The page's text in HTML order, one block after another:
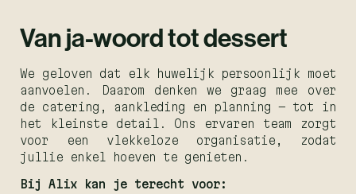
Van ja-woord tot dessert
We geloven dat elk huwelijk persoonlijk moet
aanvoelen. Daarom denken we graag mee over
de catering, aankleding en planning — tot in
het kleinste detail. Ons ervaren team zorgt
voor een vlekkeloze organisatie, zodat
jullie enkel hoeven te genieten.
Bij Alix kan je terecht voor: